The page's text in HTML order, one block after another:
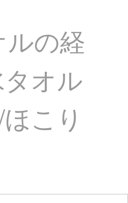
の経
オル
こり